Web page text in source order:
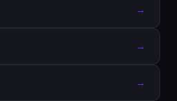
→
→
→